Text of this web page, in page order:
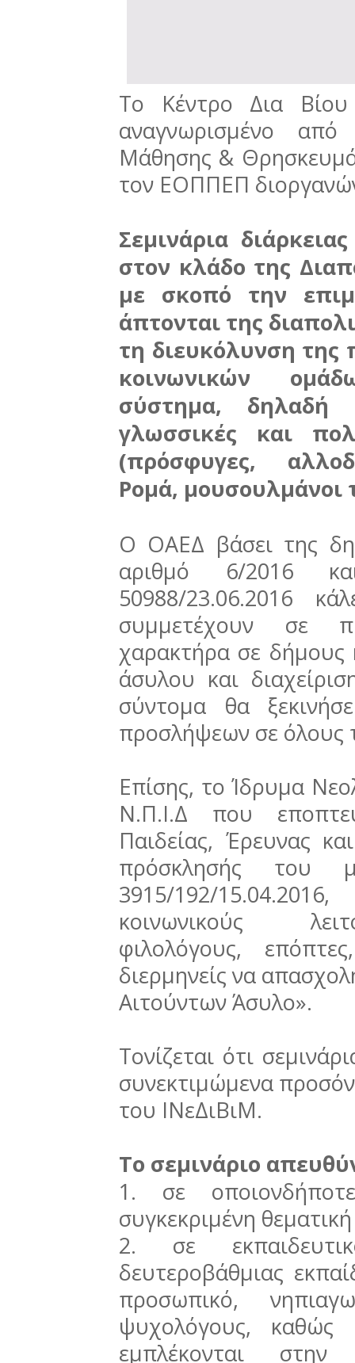
Το Κέντρο Δια
αναγνωρισμένο
Μάθησης &
τον ΕΟΠΠΕΠ
Σεμινάρια
στον κλάδο της
με σκοπό την
άπτονται της
τη διευκόλυνση
κοινωνικών
σύστημα,
γλωσσικές και
(πρόσφυγες,
Ρομά, μουσουλμάνοι
Ο ΟΑΕΔ βάσει της
αριθμό 6/2016
50988/23.06.2016
συμμετέχουν σε
χαρακτήρα σε δήμους
άσυλου και
σύντομα θα
προσλήψεων σε όλους
Επίσης, το Ίδρυμα
Ν.Π.Ι.Δ που
Παιδείας, Έρευνας
πρόσκλησής του
3915/192/
κοινωνικούς
φιλολόγους,
διερμηνείς να
Αιτούντων Άσυλο».
Τονίζεται ότι
συνεκτιμώμενα
του ΙΝεΔιΒιΜ.
Το σεμινάριο
1. σε
συγκεκριμένη
2. σε
δευτεροβάθμιας
προσωπικό,
ψυχολόγους, καθώς
εμπλέκονται στην